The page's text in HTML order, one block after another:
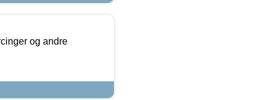
og andre